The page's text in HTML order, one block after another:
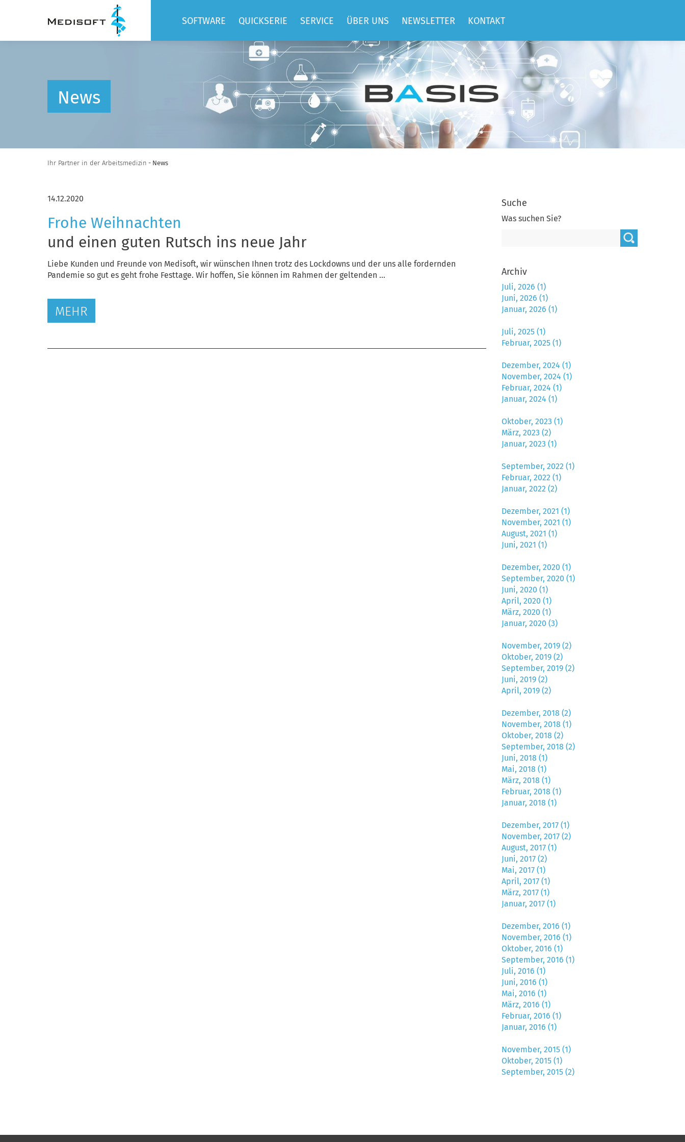
SOFTWARE
SCHNITTSTELLEN
QUICKSERIE
QUICKBEM
SERVICE
BASIS
HOSTING
CONSULTING
ENTWICKLUNG
TRAININGS
ÜBER UNS
JOBS
REFERENZEN
DATEN UND
FAKTEN
SPENDEN UND
MITGLIEDSCHAFT
NEWSLETTER KONTAKT
News
Ihr Partner in der Arbeitsmedizin - News
14.12.2020
Frohe Weihnachten
und einen guten Rutsch ins neue Jahr
Liebe Kunden und Freunde von Medisoft, wir wünschen Ihnen trotz des Lockdowns und der uns alle fordernden
Pandemie so gut es geht frohe Festtage. Wir hoffen, Sie können im Rahmen der geltenden ...
MEHR
Suche
Was suchen Sie?
Archiv
Juli, 2026 (1)
Juni, 2026 (1)
Januar, 2026 (1)
Juli, 2025 (1)
Februar, 2025 (1)
Dezember, 2024 (1)
November, 2024 (1)
Februar, 2024 (1)
Januar, 2024 (1)
Oktober, 2023 (1)
März, 2023 (2)
Januar, 2023 (1)
September, 2022 (1)
Februar, 2022 (1)
Januar, 2022 (2)
Dezember, 2021 (1)
November, 2021 (1)
August, 2021 (1)
Juni, 2021 (1)
Dezember, 2020 (1)
September, 2020 (1)
Juni, 2020 (1)
April, 2020 (1)
März, 2020 (1)
Januar, 2020 (3)
November, 2019 (2)
Oktober, 2019 (2)
September, 2019 (2)
Juni, 2019 (2)
April, 2019 (2)
Dezember, 2018 (2)
November, 2018 (1)
Oktober, 2018 (2)
September, 2018 (2)
Juni, 2018 (1)
Mai, 2018 (1)
März, 2018 (1)
Februar, 2018 (1)
Januar, 2018 (1)
Dezember, 2017 (1)
November, 2017 (2)
August, 2017 (1)
Juni, 2017 (2)
Mai, 2017 (1)
April, 2017 (1)
März, 2017 (1)
Januar, 2017 (1)
Dezember, 2016 (1)
November, 2016 (1)
Oktober, 2016 (1)
September, 2016 (1)
Juli, 2016 (1)
Juni, 2016 (1)
Mai, 2016 (1)
März, 2016 (1)
Februar, 2016 (1)
Januar, 2016 (1)
November, 2015 (1)
Oktober, 2015 (1)
September, 2015 (2)